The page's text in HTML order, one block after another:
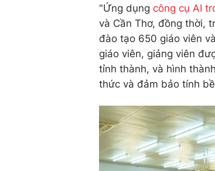
"Ứng dụng công cụ AI
và Cần Thơ, đồng thời,
đào tạo 650 giáo viên
giáo viên, giảng viên
tỉnh thành, và hình
thức và đảm bảo tính